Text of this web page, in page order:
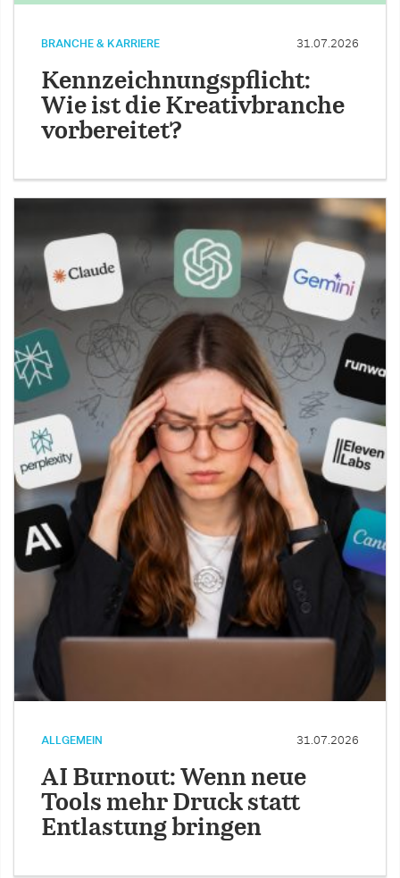
BRANCHE & KARRIERE 31.07.2026
Kennzeichnungspflicht:
Wie ist die Kreativbranche
vorbereitet?
ALLGEMEIN 31.07.2026
AI Burnout: Wenn neue
Tools mehr Druck statt
Entlastung bringen